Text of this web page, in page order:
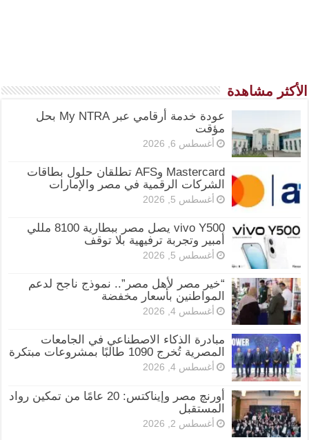
الأكثر مشاهدة
عودة خدمة أرقامي عبر My NTRA بحل
مؤقت
أغسطس 6, 2026
Mastercard وAFS تطلقان حلول بطاقات
الشركات الرقمية في مصر والإمارات
أغسطس 5, 2026
vivo Y500 يصل مصر ببطارية 8100 مللي
أمبير وتجربة ترفيهية بلا توقف
أغسطس 5, 2026
“خير مصر لأهل مصر”.. نموذج ناجح لدعم
المواطنين بأسعار مخفضة
أغسطس 4, 2026
مبادرة الذكاء الاصطناعي في الجامعات
المصرية تُخرج 1090 طالبًا بمشروعات مبتكرة
أغسطس 4, 2026
أورنچ مصر وإيناكتس: 20 عامًا من تمكين رواد
المستقبل
أغسطس 2, 2026